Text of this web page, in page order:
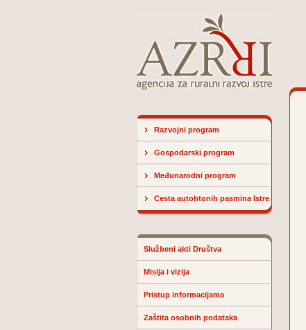
Razvojni program
Gospodarski program
Međunarodni program
Cesta autohtonih pasmina Istre
Službeni akti Društva
Misija i vizija
Pristup informacijama
Zaštita osobnih podataka